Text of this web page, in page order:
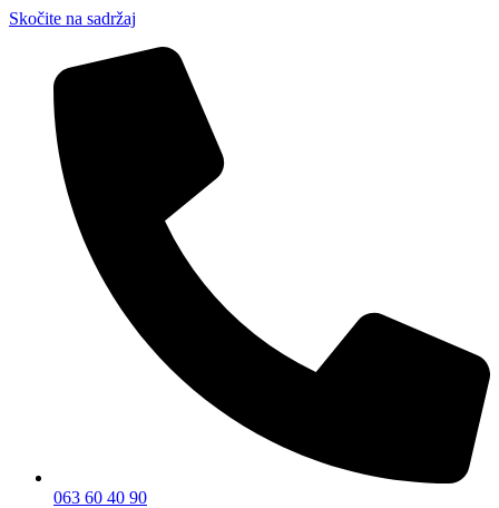
Skočite na sadržaj
063 60 40 90